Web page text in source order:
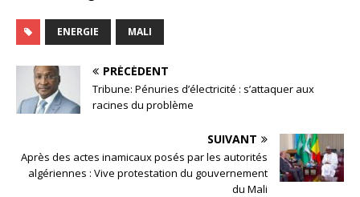
ENERGIE MALI
PRÉCÉDENT
Tribune: Pénuries d’électricité : s’attaquer aux
racines du problème
SUIVANT
Après des actes inamicaux posés par les autorités
algériennes : Vive protestation du gouvernement
du Mali